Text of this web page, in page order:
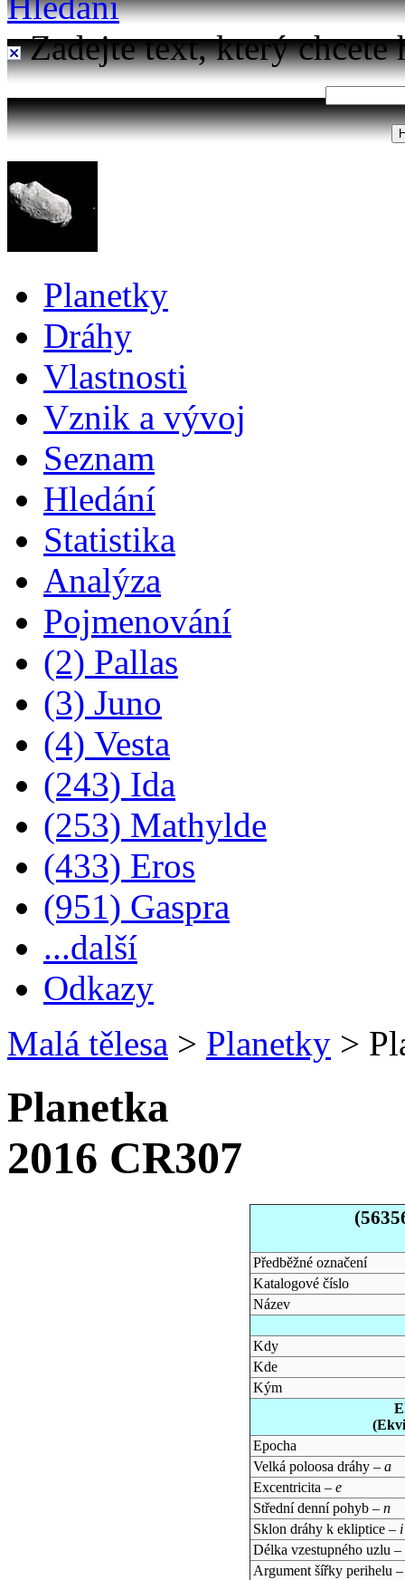
Zadejte text, který chcete
Planetky
Dráhy
Vlastnosti
Vznik a vývoj
Seznam
Hledání
Statistika
Analýza
Pojmenování
(2) Pallas
(3) Juno
(4) Vesta
(243) Ida
(253) Mathylde
(433) Eros
(951) Gaspra
...další
Odkazy
Malá tělesa > Planetky >
Planetka
2016 CR307
Předběžné označení
Katalogové číslo
Název
Kdy
Kde
Kým
Epocha
Velká poloosa dráhy – a
Excentricita – e
Střední denní pohyb – n
Sklon dráhy k ekliptice – i
Délka vzestupného uzlu –
Argument šířky perihelu